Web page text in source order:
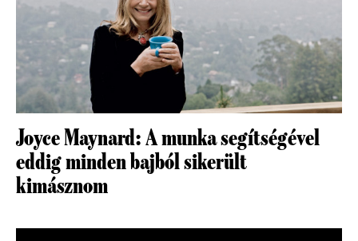
Joyce Maynard: A munka segítségével
eddig minden bajból sikerült
kimásznom